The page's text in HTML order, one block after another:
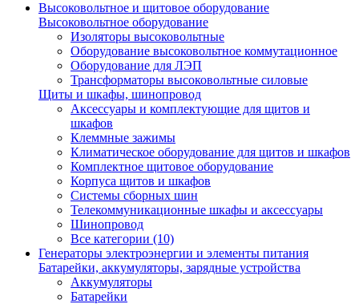
Высоковольтное и щитовое оборудование
Высоковольтное оборудование
Изоляторы высоковольтные
Оборудование высоковольтное коммутационное
Оборудование для ЛЭП
Трансформаторы высоковольтные силовые
Щиты и шкафы, шинопровод
Аксессуары и комплектующие для щитов и
шкафов
Клеммные зажимы
Климатическое оборудование для щитов и шкафов
Комплектное щитовое оборудование
Корпуса щитов и шкафов
Системы сборных шин
Телекоммуникационные шкафы и аксессуары
Шинопровод
Все категории (10)
Генераторы электроэнергии и элементы питания
Батарейки, аккумуляторы, зарядные устройства
Аккумуляторы
Батарейки